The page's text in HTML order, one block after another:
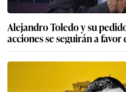
Alejandro Toledo y su
acciones se